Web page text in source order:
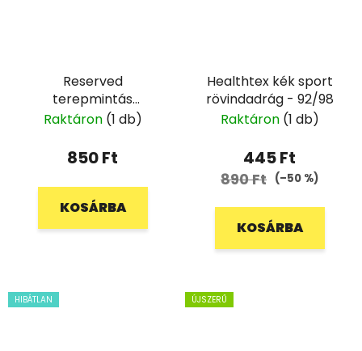
Reserved
terepmintás
oldalzsebes nadrág -
Raktáron (1 db)
850 Ft
KOSÁRBA
Healthtex kék sport
rövindadrág - 92/98
Raktáron (1 db)
445 Ft
890 Ft (–50 %)
KOSÁRBA
HIBÁTLAN ÚJSZERŰ